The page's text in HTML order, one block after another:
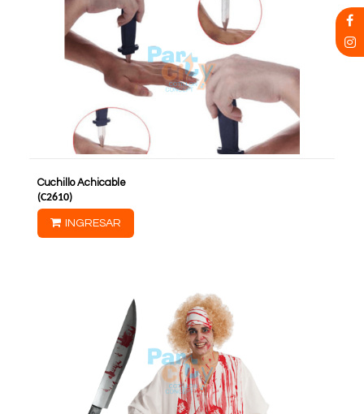
Cuchillo Achicable
(C2610)
INGRESAR